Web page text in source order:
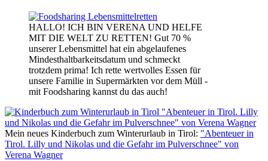
HALLO! ICH BIN VERENA UND HELFE
MIT DIE WELT ZU RETTEN! Gut 70 %
unserer Lebensmittel hat ein abgelaufenes
Mindesthaltbarkeitsdatum und schmeckt
trotzdem prima! Ich rette wertvolles Essen für
unsere Familie in Supermärkten vor dem Müll -
mit Foodsharing kannst du das auch!
Mein neues Kinderbuch zum Winterurlaub in Tirol: "Abenteuer in
Tirol. Lilly und Nikolas und die Gefahr im Pulverschnee" von
Verena Wagner